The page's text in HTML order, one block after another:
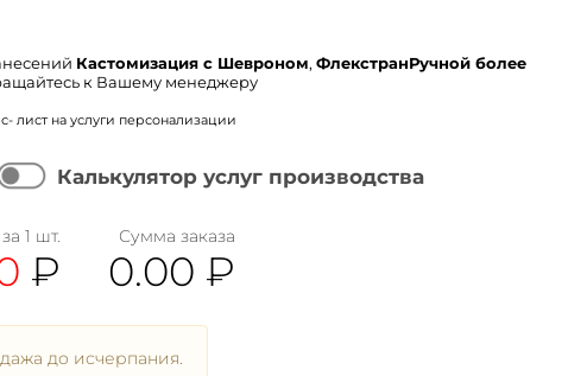
Кастомизация с Шевроном, ФлекстранРучной более
к Вашему менеджеру
лист на услуги персонализации
Калькулятор услуг производства
1 шт.
₽
Сумма заказа
0.00 ₽
до исчерпания.